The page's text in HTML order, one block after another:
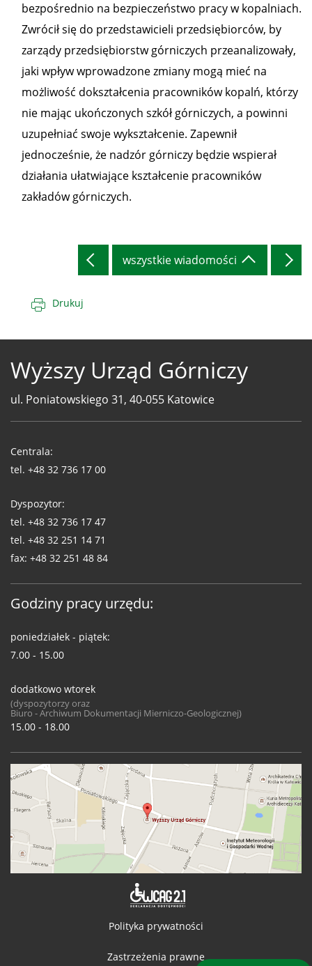
bezpośrednio na bezpieczeństwo pracy w kopalniach.
Zwrócił się do przedstawicieli przedsiębiorców, by
zarządy przedsiębiorstw górniczych przeanalizowały,
jaki wpływ wprowadzone zmiany mogą mieć na
możliwość dokształcenia pracowników kopalń, którzy
nie mając ukończonych szkół górniczych, a powinni
uzupełniać swoje wykształcenie. Zapewnił
jednocześnie, że nadzór górniczy będzie wspierał
działania ułatwiające kształcenie pracowników
zakładów górniczych.
wszystkie wiadomości
Drukuj
Wyższy Urząd Górniczy
ul. Poniatowskiego 31, 40-055 Katowice
WUG
Centrala:
tel. +48 32 736 17 00
Dyspozytor:
tel. +48 32 736 17 47
tel. +48 32 251 14 71
fax: +48 32 251 48 84
Godziny pracy urzędu:
poniedziałek - piątek:
7.00 - 15.00
dodatkowo wtorek
(dyspozytorzy oraz
Biuro - Archiwum Dokumentacji Mierniczo-Geologicznej)
15.00 - 18.00
Polityka prywatności
Zastrzeżenia prawne